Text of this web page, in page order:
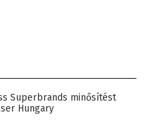
Superbrands minősítést
Hungary